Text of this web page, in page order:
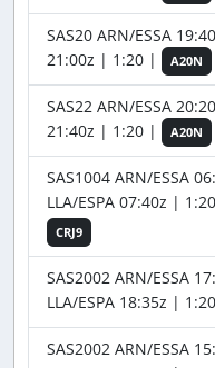
SAS20 ARN/ESSA
21:00z | 1:20 |
A20N
SAS22 ARN/ESSA
21:40z | 1:20 |
A20N
SAS1004 ARN/ESSA
LLA/ESPA 07:40z |
CRJ9
SAS2002 ARN/ESSA
LLA/ESPA 18:35z |
SAS2002 ARN/ESSA